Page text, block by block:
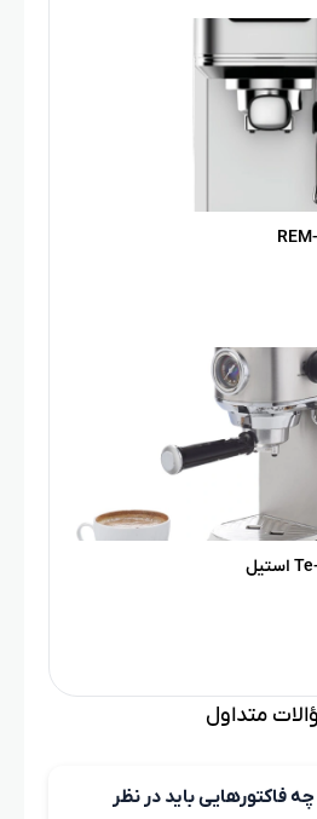
متداول
فاکتورهایی باید در نظر